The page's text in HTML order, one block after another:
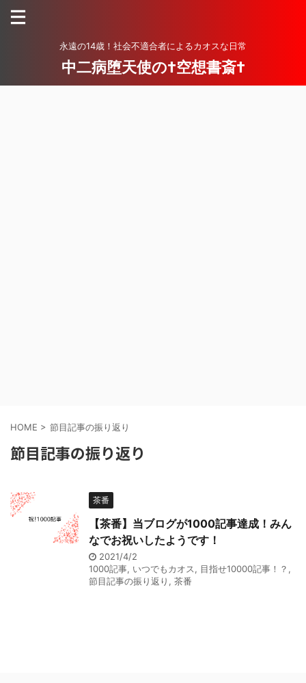
永遠の14歳！社会不適合者によるカオスな日常
中二病堕天使の†空想書斎†
HOME > 節目記事の振り返り
節目記事の振り返り
茶番
【茶番】当ブログが1000記事達成！みん
なでお祝いしたようです！
2021/4/2
1000記事, いつでもカオス, 目指せ10000記事！？ ,
節目記事の振り返り , 茶番